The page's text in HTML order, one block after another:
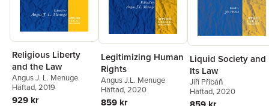
Religious Liberty
and the Law
Angus J. L. Menuge
Häftad, 2019
929 kr
Legitimizing Human
Rights
Angus J.L. Menuge
Häftad, 2020
859 kr
Liquid Society and
Its Law
Jiří Přibáň
Häftad, 2020